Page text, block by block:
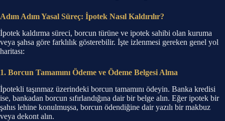
Adım Adım Yasal Süreç: İpotek Nasıl Kaldırılır?
İpotek kaldırma süreci, borcun türüne ve ipotek sahibi olan kuruma
veya şahsa göre farklılık gösterebilir. İşte izlenmesi gereken genel yol
haritası:
1. Borcun Tamamını Ödeme ve Ödeme Belgesi Alma
İpotekli taşınmaz üzerindeki borcun tamamını ödeyin. Banka kredisi
ise, bankadan borcun sıfırlandığına dair bir belge alın. Eğer ipotek bir
şahıs lehine konulmuşsa, borcun ödendiğine dair yazılı bir makbuz
veya dekont alın.